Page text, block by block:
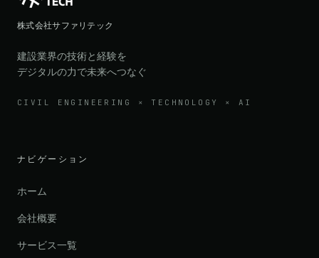
株式会社サファリテック
建設業界の技術と経験を
デジタルの力で未来へつなぐ
CIVIL ENGINEERING × TECHNOLOGY × AI
ナビゲーション
ホーム
会社概要
サービス一覧